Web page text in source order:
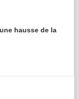
hausse de la